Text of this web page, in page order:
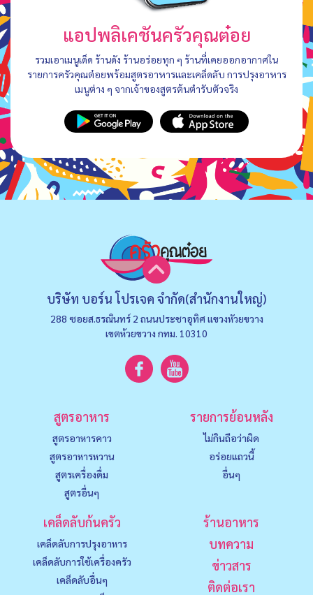
แอปพลิเคชันครัวคุณต๋อย
รวมเอาเมนูเด็ด ร้านดัง ร้านอร่อยทุก ๆ ร้านที่เคยออกอากาศใน
รายการครัวคุณต๋อยพร้อมสูตรอาหารและเคล็ดลับ การปรุงอาหาร
เมนูต่าง ๆ จากเจ้าของสูตรต้นตำรับตัวจริง
บริษัท บอร์น โปรเจค จำกัด(สำนักงานใหญ่)
288 ซอยส.ธรณินทร์ 2 ถนนประชาอุทิศ แขวงหัวยขวาง
เขตห้วยขวาง กทม. 10310
สูตรอาหาร
สูตรอาหารคาว
สูตรอาหารหวาน
สูตรเครื่องดื่ม
สูตรอื่นๆ
รายการย้อนหลัง
ไม่กินถือว่าผิด
อร่อยแถวนี้
อื่นๆ
เคล็ดลับก้นครัว
เคล็ดลับการปรุงอาหาร
เคล็ดลับการใช้เครื่องครัว
เคล็ดลับอื่นๆ
ร้านอาหาร
บทความ
ข่าวสาร
ติดต่อเรา